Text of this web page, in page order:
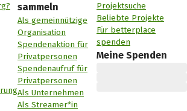
sammeln
Als gemeinnützige
Organisation
Spendenaktion für
Privatpersonen
Spendenaufruf für
Privatpersonen
Als Unternehmen
Als Streamer*in
Projektsuche
Beliebte Projekte
Für betterplace
spenden
Meine Spenden